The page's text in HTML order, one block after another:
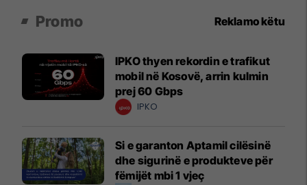
Promo Reklamo këtu
IPKO thyen rekordin e trafikut
mobil në Kosovë, arrin kulmin
prej 60 Gbps
IPKO
Si e garanton Aptamil cilësinë
dhe sigurinë e produkteve për
fëmijët mbi 1 vjeç